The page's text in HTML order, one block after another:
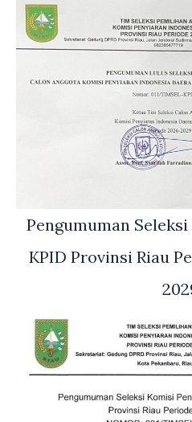
Pengumuman
KPID Provinsi Riau